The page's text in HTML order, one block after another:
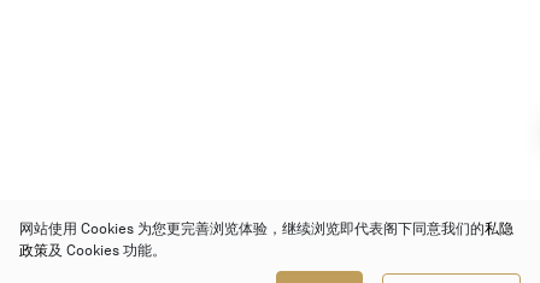
网站使用 Cookies 为您更完善浏览体验，继续浏览即代表阁下同意我们的私隐
政策及 Cookies 功能。